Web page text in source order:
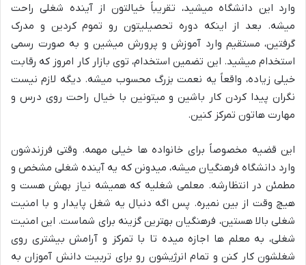
وارد این دانشگاه میشید، تقریباً خیالتون از آینده شغلی راحت
میشه. بعد از اینکه دوره تحصیلیتون رو تموم کردین و مدرک
گرفتین، مستقیم وارد آموزش و پرورش میشین و به صورت رسمی
استخدام میشید. این تضمین استخدام، توی بازار کار امروز که رقابت
خیلی زیاده، واقعاً یه نعمت بزرگ محسوب میشه. دیگه لازم نیست
نگران پیدا کردن کار باشین و میتونین با خیال راحت روی درس و
مهارت هاتون تمرکز کنین.
این قضیه مخصوصاً برای خانواده ها خیلی مهمه. وقتی فرزندشون
وارد دانشگاه فرهنگیان میشه، میدونن که یه آینده شغلی مشخص و
مطمئن در انتظارشه. معلمی شغلیه که همیشه نیاز بهش هست و
هیچ وقت از بین نمیره. پس اگه دنبال یه شغل پایدار و با امنیت
شغلی بالا هستین، فرهنگیان بهترین گزینه برای شماست. این امنیت
شغلی، به معلم ها اجازه میده تا با تمرکز و آرامش بیشتری روی
شغلشون کار کنن و تمام انرژیشون رو برای تربیت دانش آموزان به